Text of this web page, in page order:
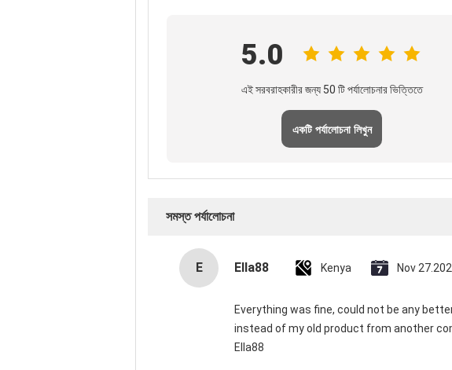
5.0
এই সরবরাহকারীর জন্য 50 টি পর্যালোচনার ভিত্তিতে
একটি পর্যালোচনা লিখুন
সমস্ত পর্যালোচনা
E Ella88 Kenya Nov
Everything was fine, could not be any
instead of my old product from another
Ella88